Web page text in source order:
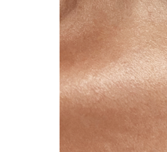
Coliere cu Cruce
Coliere cu Stea
Coliere cu Soare
Coliere cu Semilună
Coliere cu Zodii
Coliere cu Flori